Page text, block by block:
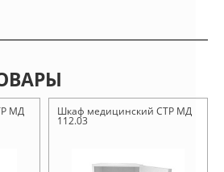
МД Шкаф медицинский СТР МД
112.03